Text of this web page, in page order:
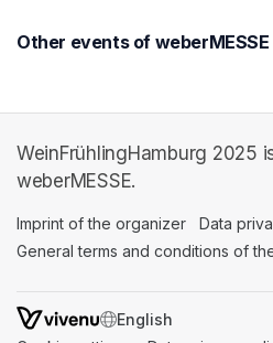
Other events of weberMESSE
WeinFrühlingHamburg 2025
weberMESSE.
Imprint of the organizer (opens in
Data
General terms and conditions of
SWITCH LANGUAGE